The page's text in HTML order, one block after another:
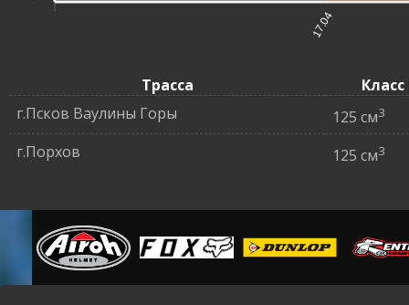
17.04
Трасса
Класс
г.Псков Ваулины Горы
125 см3
г.Порхов 125 см3